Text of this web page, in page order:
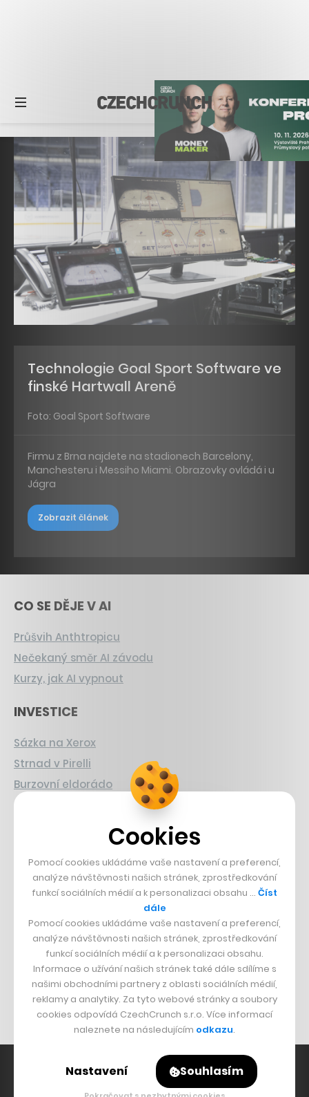
Technologie Goal Sport Software ve
finské Hartwall Areně
Foto: Goal Sport Software
Firmu z Brna najdete na stadionech Barcelony,
Manchesteru i Messiho Miami. Obrazovky ovládá i u
Jágra
Zobrazit článek
CO SE DĚJE V AI
Průšvih Anthtropicu
Nečekaný směr AI závodu
Kurzy, jak AI vypnout
INVESTICE
Sázka na Xerox
Strnad v Pirelli
Burzovní eldorádo
Boční projekt, co se zvrtnul
Francouzský šéfkuchař na Šumavě
Dva golfisti, co pečou
DESIGN
Bomma není tichá
Originální hodinky
Nábytek z betonu
Cookies
Pomocí cookies ukládáme vaše nastavení a preferencí,
analýze návštěvnosti našich stránek, zprostředkování
funkcí sociálních médií a k personalizaci obsahu … Číst
dále
Pomocí cookies ukládáme vaše nastavení a preferencí,
analýze návštěvnosti našich stránek, zprostředkování
funkcí sociálních médií a k personalizaci obsahu.
Informace o užívání našich stránek také dále sdílíme s
našimi obchodními partnery z oblasti sociálních médií,
reklamy a analytiky. Za tyto webové stránky a soubory
cookies odpovídá CzechCrunch s.r.o. Více informací
naleznete na následujícím odkazu.
Nastavení Souhlasím